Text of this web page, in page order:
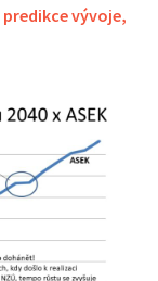
predikce vývoje,